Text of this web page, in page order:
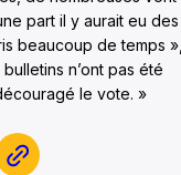
part il y aurait eu des
beaucoup de temps
n’ont pas été
le vote. »